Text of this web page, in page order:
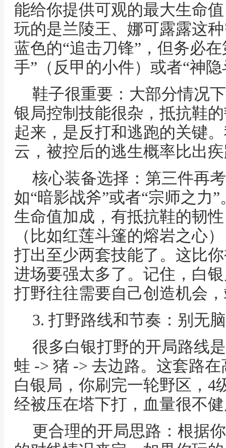
能给你提供可观的最大生命
玩的是兰陵王、娜可露露这
蓝色的“追击刀锋”，但务必
手”（反甲的小件）或者“神
鞋子很重要：大部分情况
银局控制技能很杂，抵抗鞋
起来，是反打和逃跑的关键
云，被控后的逃生概率比出
核心装备选择：第三件再
如“暗影战斧”或者“宗师之力
生命值加成，有抵抗鞋的韧
（比如红莲斗篷的熔岩之心
打出至少两套技能了。这比
进场要强太多了。记住，白
打野往往需要自己创造机会
3. 打野路线和节奏：别无
很多白银打野的开局路线
蛙 -> 猪 -> 去边路。这套路
白银局，你刷完一轮野区，4
经被压在塔下打，血量很不
更合理的开局思路：根据